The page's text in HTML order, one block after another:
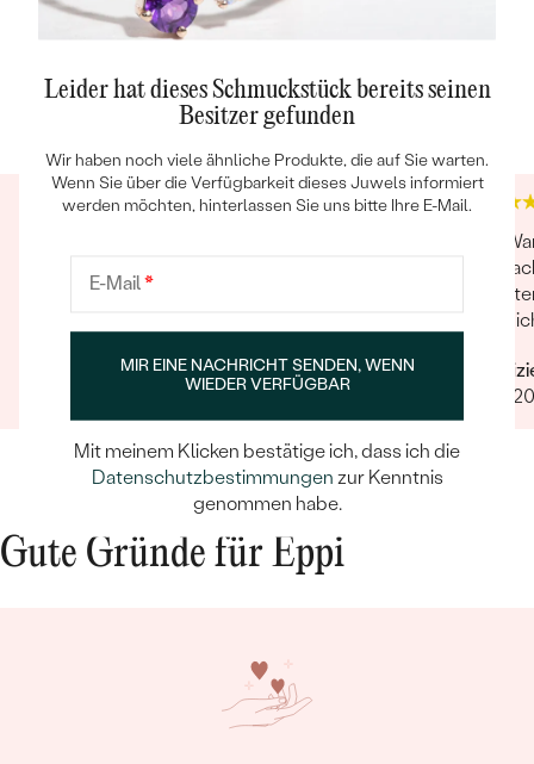
Trusted shop BewertungenGoogle Bewertungen
4.9
der Beratung, Änderungswünsche oder
Problemen mit Bestellungen.
Verifizierter Kunde
Die
kann
nicht
Gute Gründe für Eppi
Leider hat dieses Schmuckstück bereits seinen
Besitzer gefunden
Wir haben noch viele ähnliche Produkte, die auf Sie warten.
Wenn Sie über die Verfügbarkeit dieses Juwels informiert
werden möchten, hinterlassen Sie uns bitte Ihre E-Mail.
E-Mail*
MIR EINE NACHRICHT SENDEN, WENN
WIEDER VERFÜGBAR
Mit meinem Klicken bestätige ich, dass ich die
Datenschutzbestimmungen zur Kenntnis
genommen habe.